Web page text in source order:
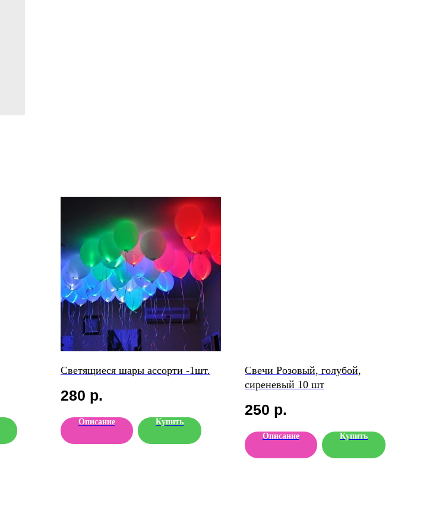
Светящиеся шары ассорти -1шт.
280 р.
Описание Купить
Свечи Розовый, голубой,
сиреневый 10 шт
250 р.
Описание Купить